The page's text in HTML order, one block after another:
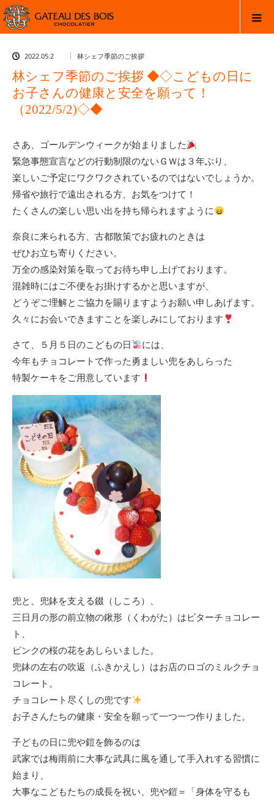
2022.05.2 林シェフ季節のご挨拶
林シェフ季節のご挨拶 ◆◇こどもの日に
お子さんの健康と安全を願って！
（2022/5/2)◇◆
さあ、ゴールデンウィークが始まりました
緊急事態宣言などの行動制限のないＧＷは３年ぶり、
楽しいご予定にワクワクされているのではないでしょうか。
帰省や旅行で遠出される方、お気をつけて！
たくさんの楽しい思い出を持ち帰られますように
奈良に来られる方、古都散策でお疲れのときは
ぜひお立ち寄りください。
万全の感染対策を取ってお待ち申し上げております。
混雑時にはご不便をお掛けするかと思いますが、
どうぞご理解とご協力を賜りますようお願い申しあげます。
久々にお会いできますことを楽しみにしております
さて、５月５日のこどもの日
には、
今年もチョコレートで作った勇ましい兜をあしらった
特製ケーキをご用意しています
兜と、兜鉢を支える錣（しころ）、
三日月の形の前立物の鍬形（くわがた）はビターチョコレー
ト、
ピンクの桜の花をあしらいました。
兜鉢の左右の吹返（ふきかえし）はお店のロゴのミルクチョ
コレート。
チョコレート尽くしの兜です
お子さんたちの健康・安全を願って一つ一つ作りました。
子どもの日に兜や鎧を飾るのは
武家では梅雨前に大事な武具に風を通して手入れする習慣に
始まり、
大事なこどもたちの成長を祝い、兜や鎧＝「身体を守るも